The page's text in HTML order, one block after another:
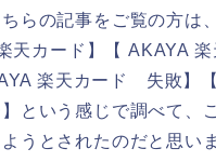
らの記事をご覧の方は
楽天カード】【 AKAYA
楽天カード 失敗】
という感じで調べて、
うとされたのだと思い